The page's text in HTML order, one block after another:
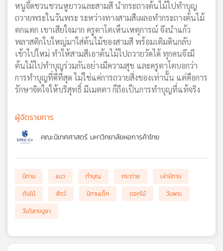
แผนที่
วิทยุ
เครือ
ข่าย
หนูจี๊ดชวนชวนหูยาวและสามสี นำกระถางต้นไม้ไปทำบุญ
ถวายพระในวันพระ ระหว่างทางสามสีเผลอทำกระถางต้นไม้
ตกแตก เขาเสียใจมาก ครูตาโตเห็นเหตุการณ์ จึงนำแก้ว
พลาสติกใบใหญ่มาใส่ต้นไม้ของสามสี พร้อมเติมดินกลับ
เข้าไปใหม่ ทำให้สามสีเอาต้นไม้ไปถวายวัดได้ ทุกคนจึงมี
ต้นไม้ไปทำบุญร่วมกันอย่างมีความสุข และครูตาโตบอกว่า
การทำบุญที่ดีที่สุด ไม่ใช่แค่การถวายสิ่งของเท่านั้น แต่คือการ
รักษาจิตใจให้บริสุทธิ์ มีเมตตา ก็ถือเป็นการทำบุญที่แท้จริง
ผู้จัดรายการ
คณะนิเทศศาสตร์ มหาวิทยาลัยหอการค้าไทย
นิทาน แมว ทำบุญ กระต่าย
เล่านิทาน
ต้นไม้
สัตว์ นิทานเด็ก ดอกไม้
วันพระ
วันวิสาขบูชา